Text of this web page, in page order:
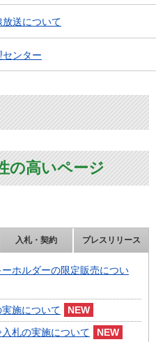
送について
ンター
の高いページ
入札・契約 プレスリリース
ホルダーの限定販売につい
施について
札の実施について